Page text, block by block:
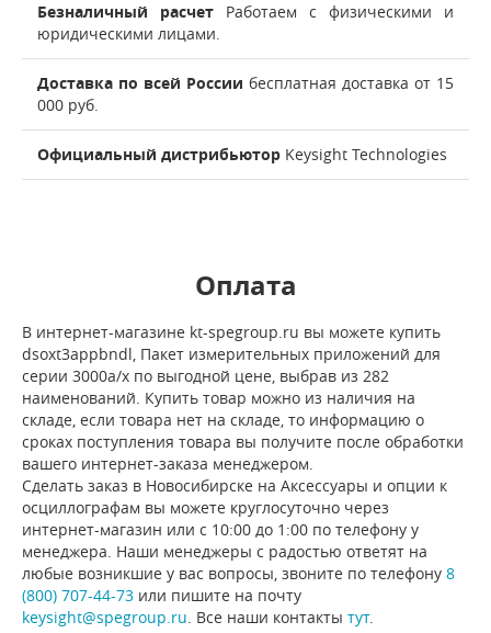
Безналичный расчет Работаем с физическими и
юридическими лицами.
Доставка по всей России бесплатная доставка от 15
000 руб.
Официальный дистрибьютор Keysight Technologies
Оплата
В интернет-магазине kt-spegroup.ru вы можете купить
dsoxt3appbndl, Пакет измерительных приложений для
серии 3000a/x по выгодной цене, выбрав из 282
наименований. Купить товар можно из наличия на
складе, если товара нет на складе, то информацию о
сроках поступления товара вы получите после обработки
вашего интернет-заказа менеджером.
Сделать заказ в Новосибирске на Аксессуары и опции к
осциллографам вы можете круглосуточно через
интернет-магазин или с 10:00 до 1:00 по телефону у
менеджера. Наши менеджеры с радостью ответят на
любые возникшие у вас вопросы, звоните по телефону 8
(800) 707-44-73 или пишите на почту
keysight@spegroup.ru. Все наши контакты тут.